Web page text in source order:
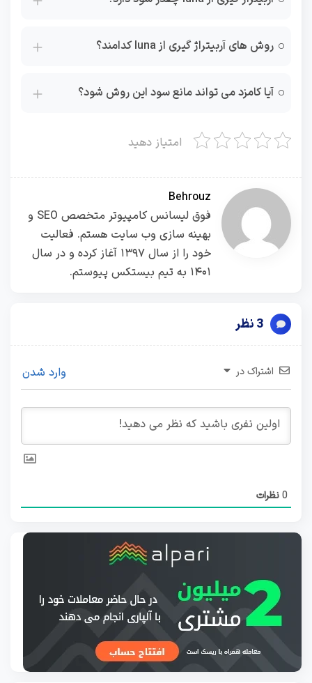
روش های آربیتراژ گیری از luna کدامند؟
آیا کامزد می تواند مانع سود این روش شود؟
امتیاز دهید
Behrouz
فوق لیسانس کامپیوتر متخصص SEO و
بهینه سازی وب سایت هستم. فعالیت
خود را از سال ۱۳۹۷ آغاز کرده و در سال
۱۴۰۱ به تیم بیستکس پیوستم.
اشتراک در وارد شدن
0نظرات